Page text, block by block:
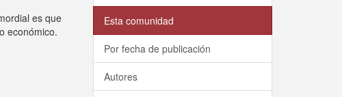
es que
económico.
Esta comunidad
Por fecha de publicación
Autores